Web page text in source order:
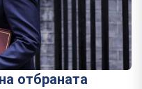
отбраната